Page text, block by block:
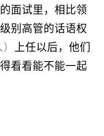
面试里，相比领
别高管的话语权
上任以后，他们
看看能不能一起